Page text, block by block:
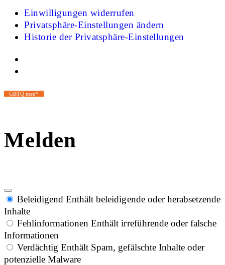
Einwilligungen widerrufen
Privatsphäre-Einstellungen ändern
Historie der Privatsphäre-Einstellungen
GBTQ men*
Melden
Beleidigend Enthält beleidigende oder herabsetzende
Inhalte
Fehlinformationen Enthält irreführende oder falsche
Informationen
Verdächtig Enthält Spam, gefälschte Inhalte oder
potenzielle Malware